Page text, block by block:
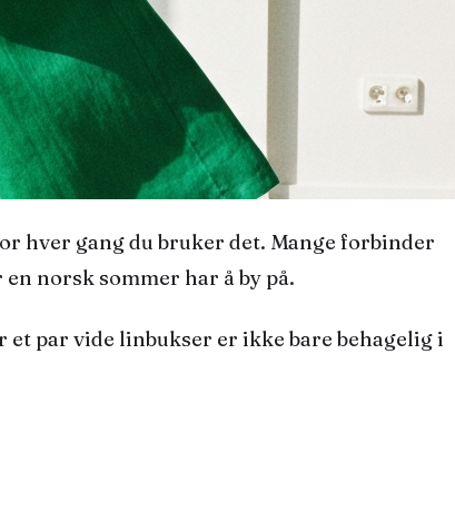
norsk sommer har å by på.
par vide linbukser er ikke bare behagelig i